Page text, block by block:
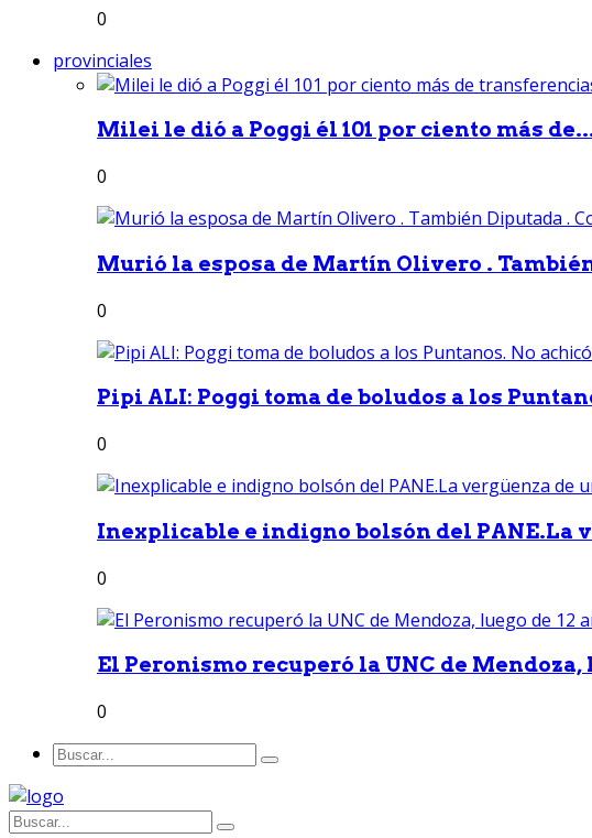
0
provinciales
Milei le dió a Poggi él 101 por ciento más
0
Murió la esposa de Martín Olivero .
0
Pipi ALI: Poggi toma de boludos a los
0
Inexplicable e indigno bolsón del PANE.La
0
El Peronismo recuperó la UNC de Mendoza,
0